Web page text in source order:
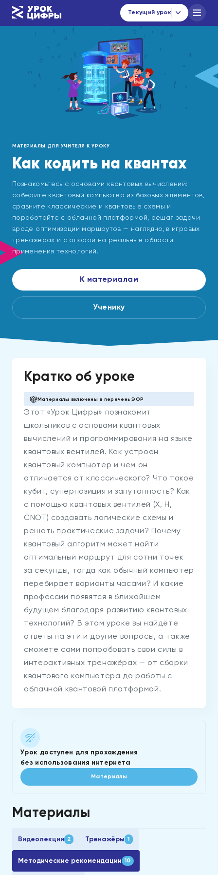
Каталог уроков
Навигатор по материалам
Новости
urok@data-economy.ru
Текущий урок
МАТЕРИАЛЫ ДЛЯ УЧИТЕЛЯ К УРОКУ
Как кодить на квантах
Познакомьтесь с основами квантовых вычислений:
соберите квантовый компьютер из базовых элементов,
сравните классические и квантовые схемы и
поработайте с облачной платформой, решая задачи
вроде оптимизации маршрутов — наглядно, в игровых
тренажёрах и с опорой на реальные области
применения технологий.
К материалам
Ученику
Кратко об уроке
Материалы включены в перечень ЭОР
Этот «Урок Цифры» познакомит
школьников с основами квантовых
вычислений и программирования на языке
квантовых вентилей. Как устроен
квантовый компьютер и чем он
отличается от классического? Что такое
кубит, суперпозиция и запутанность? Как
с помощью квантовых вентилей (X, H,
CNOT) создавать логические схемы и
решать практические задачи? Почему
квантовый алгоритм может найти
оптимальный маршрут для сотни точек
за секунды, тогда как обычный компьютер
перебирает варианты часами? И какие
профессии появятся в ближайшем
будущем благодаря развитию квантовых
технологий? В этом уроке вы найдёте
ответы на эти и другие вопросы, а также
сможете сами попробовать свои силы в
интерактивных тренажёрах — от сборки
квантового компьютера до работы с
облачной квантовой платформой.
Урок доступен для прохождения
без использования интернета
Материалы
Материалы
Видеолекции 2 Тренажёры 1
Методические рекомендации 10